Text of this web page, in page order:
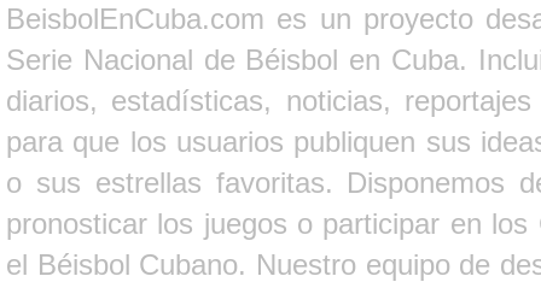
BeisbolEnCuba.com es un proyecto
Serie Nacional de Béisbol en Cuba.
diarios, estadísticas, noticias,
para que los usuarios publiquen sus
o sus estrellas favoritas. Disponemos
pronosticar los juegos o participar en
el Béisbol Cubano. Nuestro equipo de